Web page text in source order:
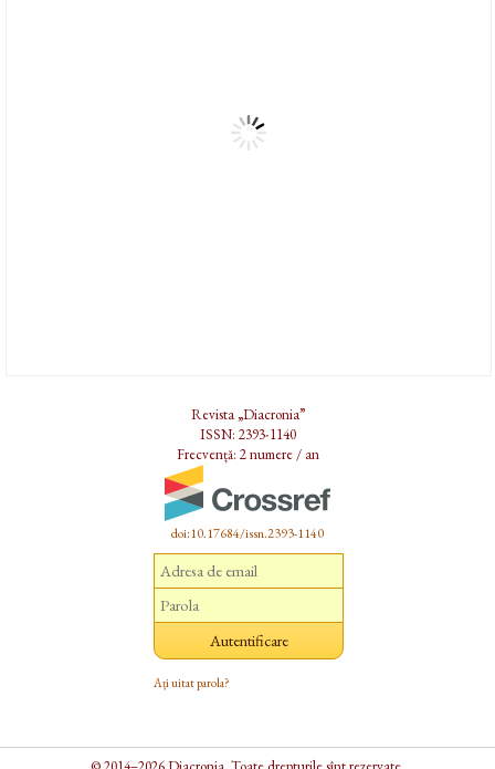
Revista „Diacronia”
ISSN: 2393-1140
Frecvență: 2 numere / an
doi:10.17684/issn.2393-1140
Ați uitat parola?